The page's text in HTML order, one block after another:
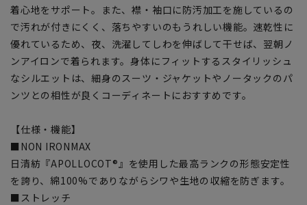
着心地をサポート。また、襟・袖口に防汚加工を施しているの
で汚れが付きにくく、落ちやすいのもうれしい機能。速乾性に
優れているため、夜、洗濯してしわを伸ばして干せば、翌朝ノ
ンアイロンで着られます。身体にフィットするスタイリッシュ
なシルエットは、細身のスーツ・ジャケットやノータックのパ
ンツとの相性が良くコーディネートにおすすめです。
【仕様・機能】
■NON IRONMAX
日清紡『APOLLOCOT®』を使用した最高ランクの形態安定性
を誇り、綿100%でありながらシワや生地の収縮を防ぎます。
■ストレッチ